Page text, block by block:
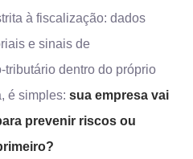
à fiscalização: dados
e sinais de
dentro do próprio
é simples: sua empresa vai
prevenir riscos ou